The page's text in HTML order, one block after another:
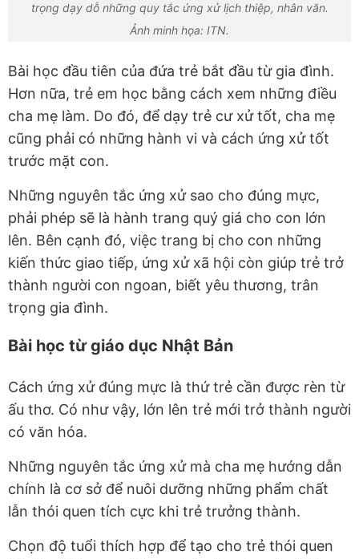
trọng dạy dỗ những quy tắc ứng xử lịch thiệp, nhân văn.
Ảnh minh họa: ITN.
Bài học đầu tiên của đứa trẻ bắt đầu từ gia đình.
Hơn nữa, trẻ em học bằng cách xem những điều
cha mẹ làm. Do đó, để dạy trẻ cư xử tốt, cha mẹ
cũng phải có những hành vi và cách ứng xử tốt
trước mặt con.
Những nguyên tắc ứng xử sao cho đúng mực,
phải phép sẽ là hành trang quý giá cho con lớn
lên. Bên cạnh đó, việc trang bị cho con những
kiến thức giao tiếp, ứng xử xã hội còn giúp trẻ trở
thành người con ngoan, biết yêu thương, trân
trọng gia đình.
Bài học từ giáo dục Nhật Bản
Cách ứng xử đúng mực là thứ trẻ cần được rèn từ
ấu thơ. Có như vậy, lớn lên trẻ mới trở thành người
có văn hóa.
Những nguyên tắc ứng xử mà cha mẹ hướng dẫn
chính là cơ sở để nuôi dưỡng những phẩm chất
lẫn thói quen tích cực khi trẻ trưởng thành.
Chọn độ tuổi thích hợp để tạo cho trẻ thói quen